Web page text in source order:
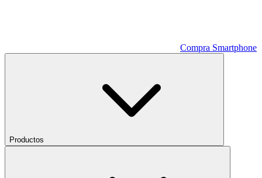
Compra Smartphone
Productos